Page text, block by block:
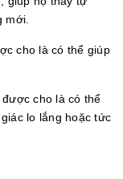
mới.
cho là có thể giúp
cho là có thể
lo lắng hoặc tức